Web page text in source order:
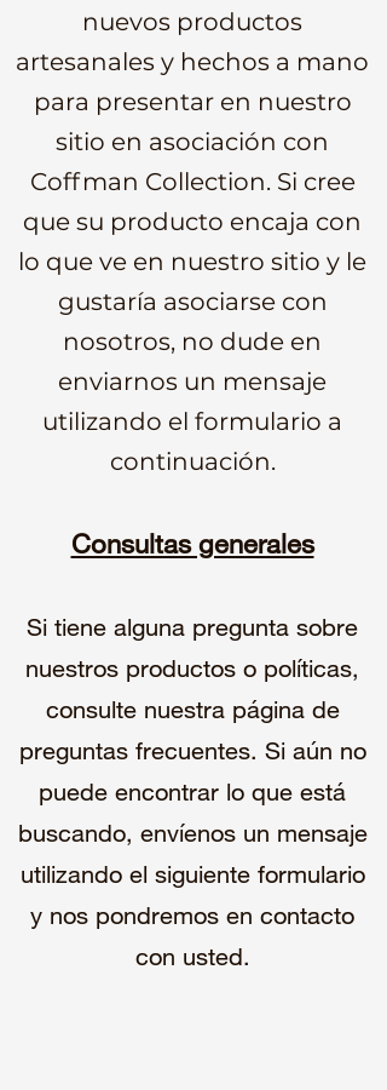
nuevos productos
artesanales y hechos a mano
para presentar en nuestro
sitio en asociación con
Coffman Collection. Si cree
que su producto encaja con
lo que ve en nuestro sitio y le
gustaría asociarse con
nosotros, no dude en
enviarnos un mensaje
utilizando el formulario a
continuación.
Consultas generales
Si tiene alguna pregunta sobre
nuestros productos o políticas,
consulte nuestra página de
preguntas frecuentes. Si aún no
puede encontrar lo que está
buscando, envíenos un mensaje
utilizando el siguiente formulario
y nos pondremos en contacto
con usted.